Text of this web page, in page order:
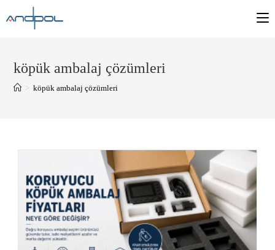
köpük ambalaj çözümleri
> köpük ambalaj çözümleri